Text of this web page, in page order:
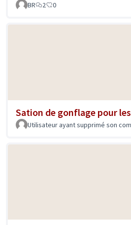
BR 2 0
Sation de gonflage pour
Utilisateur ayant supprimé son